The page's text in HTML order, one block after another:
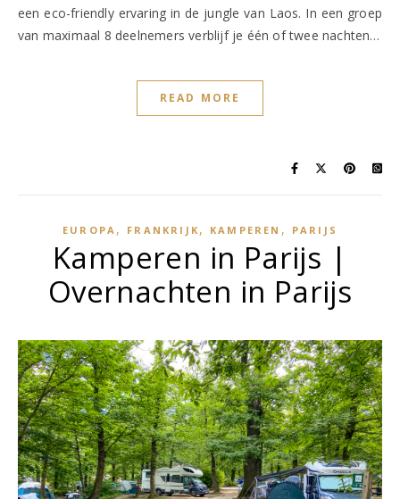
een eco-friendly ervaring in de jungle van Laos. In een groep
van maximaal 8 deelnemers verblijf je één of twee nachten…
READ MORE
EUROPA , FRANKRIJK , KAMPEREN , PARIJS
Kamperen in Parijs |
Overnachten in Parijs